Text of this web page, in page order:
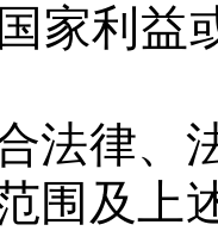
家利益
法律、
围及上